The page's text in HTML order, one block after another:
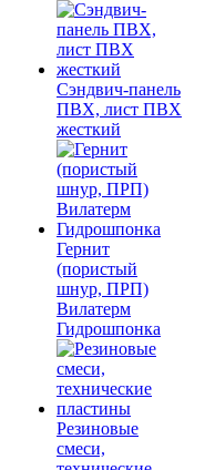
Сэндвич-панель
ПВХ, лист ПВХ
жесткий
Гернит
(пористый
шнур, ПРП)
Вилатерм
Гидрошпонка
Резиновые
смеси,